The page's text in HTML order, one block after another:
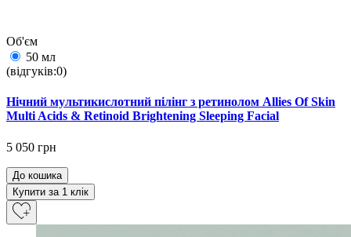
Об'єм
50 мл
(відгуків:0)
Нічний мультикислотний пілінг з ретинолом Allies Of Skin
Multi Acids & Retinoid Brightening Sleeping Facial
5 050 грн
До кошика
Купити за 1 клiк